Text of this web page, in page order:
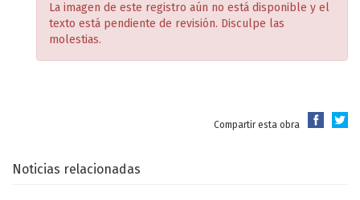
La imagen de este registro aún no está disponible y el
texto está pendiente de revisión. Disculpe las
molestias.
Compartir esta obra
Noticias relacionadas